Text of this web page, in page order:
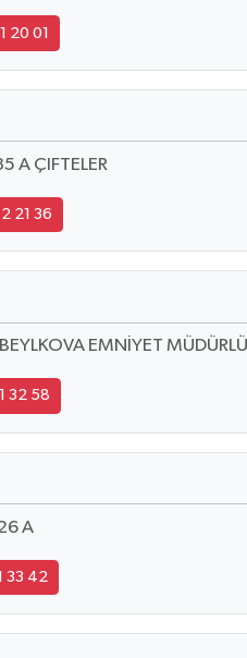
20 01
A ÇIFTELER
21 36
EMNİYET
32 58
A
33 42